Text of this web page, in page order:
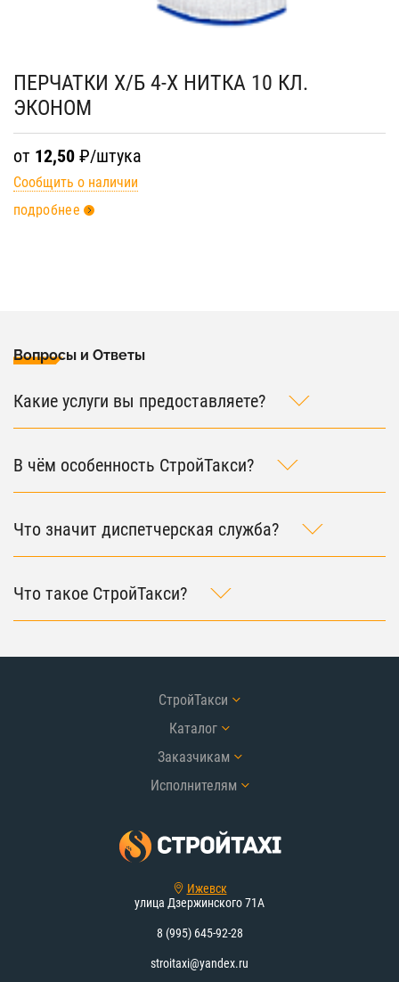
ПЕРЧАТКИ Х/Б 4-Х НИТКА 10 КЛ.
ЭКОНОМ
от 12,50 ₽/штука
Сообщить о наличии
подробнее
Вопросы и Ответы
Какие услуги вы предоставляете?
В чём особенность СтройТакси?
Что значит диспетчерская служба?
Что такое СтройТакси?
СтройТакси
Каталог
Заказчикам
Исполнителям
Ижевск
улица Дзержинского 71А
8 (995) 645-92-28
stroitaxi@yandex.ru